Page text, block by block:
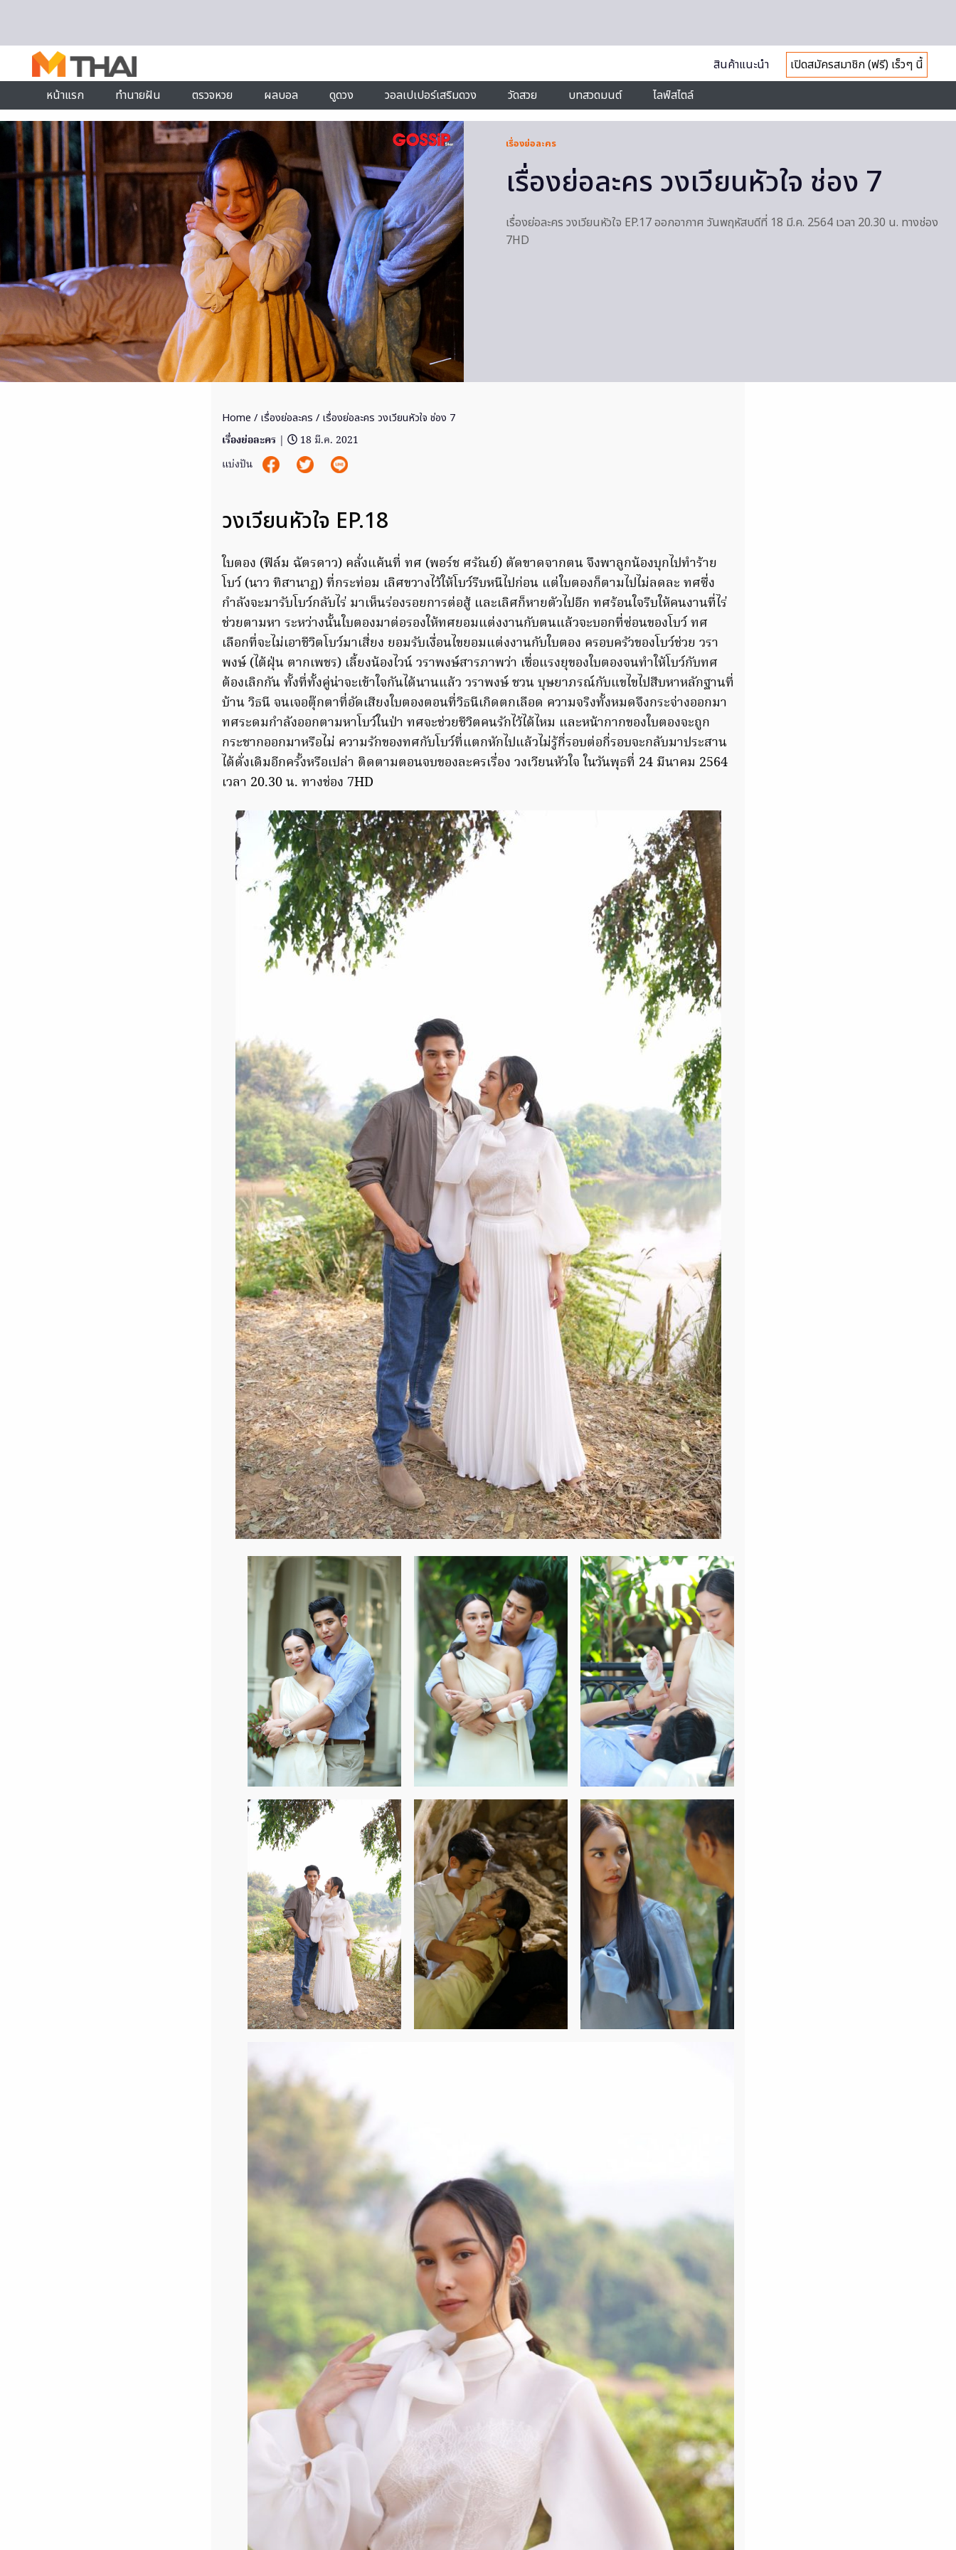
สินค้าแนะนำ
เปิดสมัครสมาชิก (ฟรี) เร็วๆ นี้
หน้าแรก
ทำนายฝัน ตรวจหวย ผลบอล ดูดวง วอลเปเปอร์เสริมดวง วัดสวย บทสวดมนต์ ไลฟ์สไตล์
เรื่องย่อละคร
เรื่องย่อละคร วงเวียนหัวใจ ช่อง 7
เรื่องย่อละคร วงเวียนหัวใจ EP.17 ออกอากาศ วันพฤหัสบดีที่ 18 มี.ค. 2564 เวลา 20.30 น. ทางช่อง
7HD
Home / เรื่องย่อละคร / เรื่องย่อละคร วงเวียนหัวใจ ช่อง 7
เรื่องย่อละคร |
18 มี.ค. 2021
แบ่งปัน
วงเวียนหัวใจ EP.18
ใบตอง (ฟิล์ม ฉัตรดาว) คลั่งแค้นที่ ทศ (พอร์ช ศรัณย์) ตัดขาดจากตน จึงพาลูกน้องบุกไปทำร้าย
โบว์ (นาว ทิสานาฏ) ที่กระท่อม เลิศขวางไว้ให้โบว์รีบหนีไปก่อน แต่ใบตองก็ตามไปไม่ลดละ ทศซึ่ง
กำลังจะมารับโบว์กลับไร่ มาเห็นร่องรอยการต่อสู้ และเลิศก็หายตัวไปอีก ทศร้อนใจรีบให้คนงานที่ไร่
ช่วยตามหา ระหว่างนั้นใบตองมาต่อรองให้ทศยอมแต่งงานกับตนแล้วจะบอกที่ซ่อนของโบว์ ทศ
เลือกที่จะไม่เอาชีวิตโบว์มาเสี่ยง ยอมรับเงื่อนไขยอมแต่งงานกับใบตอง ครอบครัวของโบว์ช่วย วรา
พงษ์ (ไต้ฝุ่น ตากเพชร) เลี้ยงน้องไวน์ วราพงษ์สารภาพว่า เชื่อแรงยุของใบตองจนทำให้โบว์กับทศ
ต้องเลิกกัน ทั้งที่ทั้งคู่น่าจะเข้าใจกันได้นานแล้ว วราพงษ์ ชวน บุษยาภรณ์กับแขไขไปสืบหาหลักฐานที่
บ้าน วิธนี จนเจอตุ๊กตาที่อัดเสียงใบตองตอนที่วิธนีเกิดตกเลือด ความจริงทั้งหมดจึงกระจ่างออกมา
ทศระดมกำลังออกตามหาโบว์ในป่า ทศจะช่วยชีวิตคนรักไว้ได้ไหม และหน้ากากของใบตองจะถูก
กระชากออกมาหรือไม่ ความรักของทศกับโบว์ที่แตกหักไปแล้วไม่รู้กี่รอบต่อกี่รอบจะกลับมาประสาน
ได้ดั่งเดิมอีกครั้งหรือเปล่า ติดตามตอนจบของละครเรื่อง วงเวียนหัวใจ ในวันพุธที่ 24 มีนาคม 2564
เวลา 20.30 น. ทางช่อง 7HD